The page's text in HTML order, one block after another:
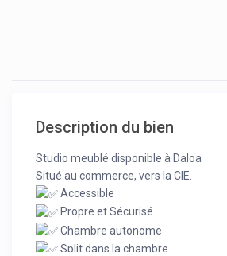
Description du bien
Studio meublé disponible à Daloa
Situé au commerce, vers la CIE.
Accessible
Propre et Sécurisé
Chambre autonome
Split dans la chambre